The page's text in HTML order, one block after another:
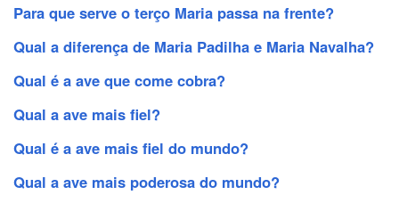
Para que serve o terço Maria passa na frente?
Qual a diferença de Maria Padilha e Maria Navalha?
Qual é a ave que come cobra?
Qual a ave mais fiel?
Qual é a ave mais fiel do mundo?
Qual a ave mais poderosa do mundo?